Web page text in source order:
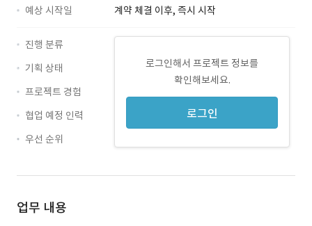
예상 시작일
계약 체결 이후, 즉시 시작
로그인해서 프로젝트 정보를
확인해보세요.
로그인
진행 분류
기획 상태
프로젝트 경험
협업 예정 인력
우선 순위
업무 내용